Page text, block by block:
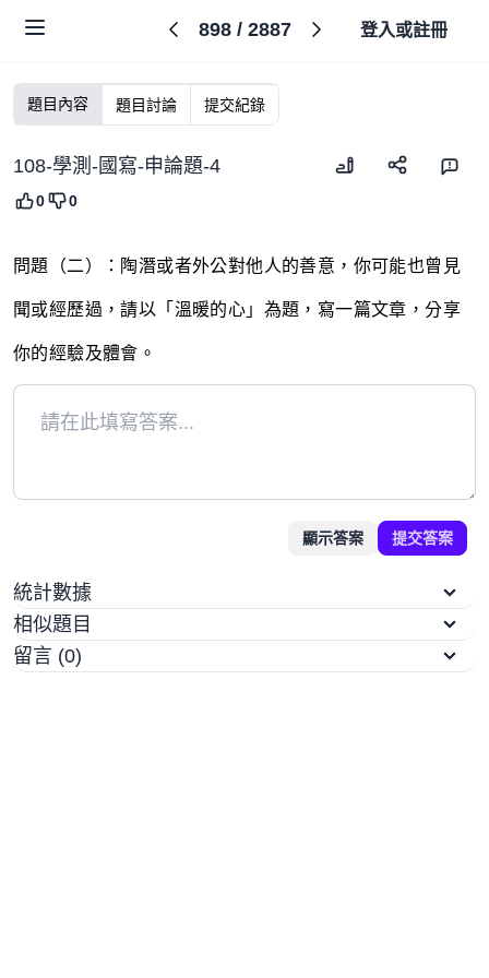
898/ 2887 登入或註冊
題目內容 題目討論 提交紀錄
108-學測-國寫-申論題-4
0 0
問題（二）：陶潛或者外公對他人的善意，你可能也曾見
聞或經歷過，請以「溫暖的心」為題，寫一篇文章，分享
你的經驗及體會。
顯示答案 提交答案
統計數據
相似題目
留言 (0)